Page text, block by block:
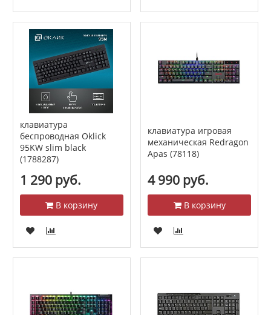
клавиатура
беспроводная Oklick
95KW slim black
(1788287)
1 290 руб.
В корзину
клавиатура игровая
механическая Redragon
Apas (78118)
4 990 руб.
В корзину